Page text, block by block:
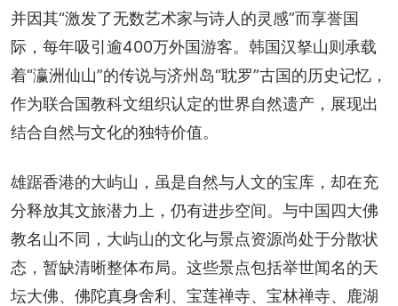
并因其“激发了无数艺术家与诗人的灵感”而享誉国
际，每年吸引逾400万外国游客。韩国汉拏山则承载
着“瀛洲仙山”的传说与济州岛“耽罗”古国的历史记忆，
作为联合国教科文组织认定的世界自然遗产，展现出
结合自然与文化的独特价值。
雄踞香港的大屿山，虽是自然与人文的宝库，却在充
分释放其文旅潜力上，仍有进步空间。与中国四大佛
教名山不同，大屿山的文化与景点资源尚处于分散状
态，暂缺清晰整体布局。这些景点包括举世闻名的天
坛大佛、佛陀真身舍利、宝莲禅寺、宝林禅寺、鹿湖